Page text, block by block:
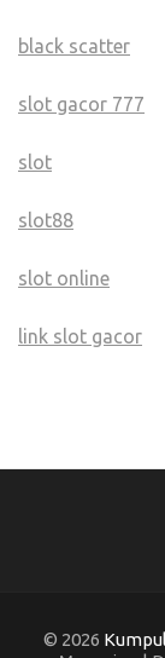
black scatter
slot gacor 777
slot
slot88
slot online
link slot gacor
© 2026